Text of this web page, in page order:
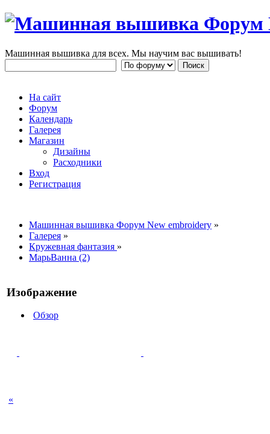
Машинная вышивка для всех. Мы научим вас вышивать!
На сайт
Форум
Календарь
Галерея
Магазин
Дизайны
Расходники
Вход
Регистрация
Машинная вышивка Форум New embroidery »
Галерея »
Кружевная фантазия »
МарьВанна (2)
Изображение
Обзор
«